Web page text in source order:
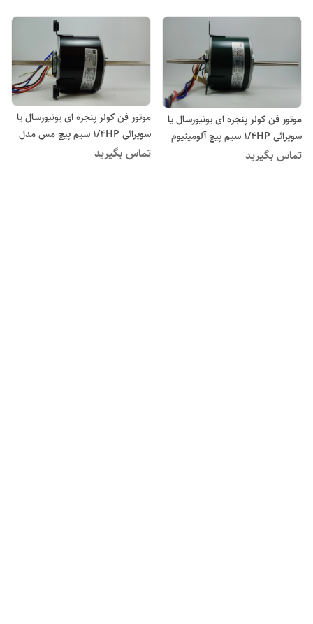
موتور فن کولر پنجره ای یونیورسال یا
سوپرائی 1/4HP سیم پیچ آلومینیوم
مدل YSK140/35-4-185-1
تماس بگیرید
موتور فن کولر پنجره ای یونیورسال یا
سوپرائی 1/4HP سیم پیچ مس مدل
YSK140/35-4-185-1
تماس بگیرید